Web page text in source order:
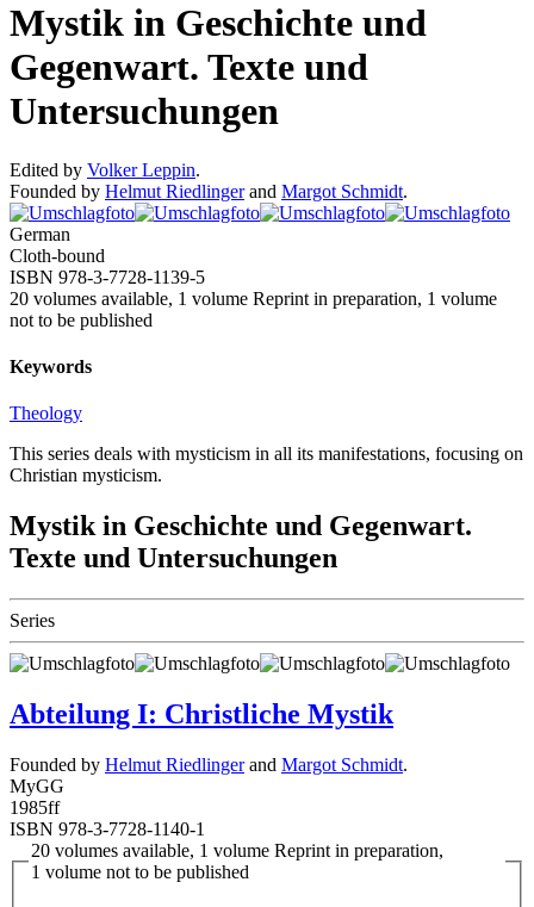
Mystik in Geschichte und
Gegenwart. Texte und
Untersuchungen
Edited by Volker Leppin.
Founded by Helmut Riedlingerand Margot Schmidt.
German
Cloth-bound
ISBN 978-3-7728-1139-5
20 volumes available, 1 volume Reprint in preparation, 1 volume
not to be published
Keywords
Theology
This series deals with mysticism in all its manifestations, focusing on
Christian mysticism.
Mystik in Geschichte und Gegenwart.
Texte und Untersuchungen
Series
Abteilung I: Christliche Mystik
Founded by Helmut Riedlingerand Margot Schmidt.
MyGG
1985ff
ISBN 978-3-7728-1140-1
20 volumes available, 1 volume Reprint in preparation,
1 volume not to be published